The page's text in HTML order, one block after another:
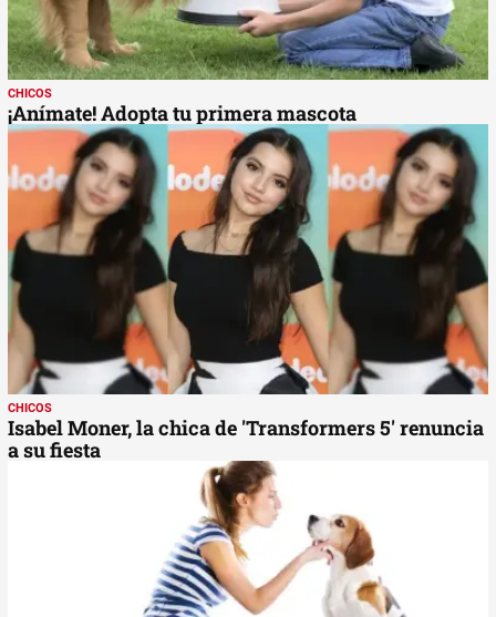
CHICOS
¡Anímate! Adopta tu primera mascota
CHICOS
Isabel Moner, la chica de 'Transformers 5' renuncia
a su fiesta